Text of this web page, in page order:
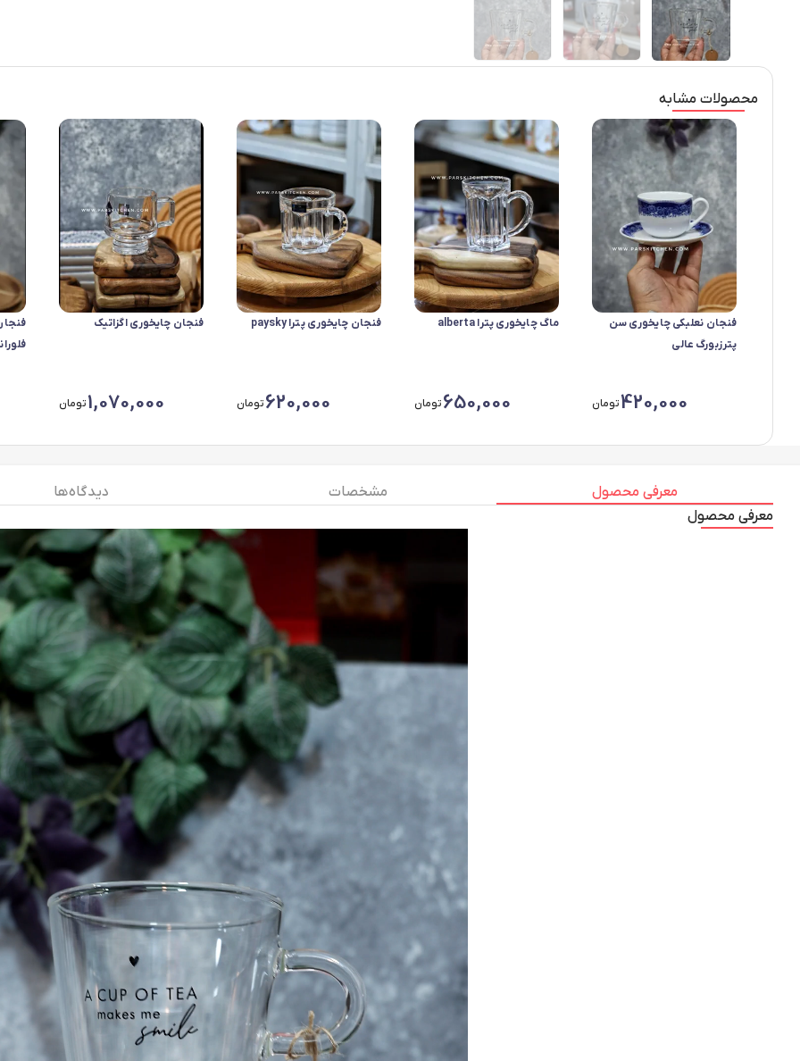
محصولات مشابه
فنجان نعلبکی چایخوری سن
پترزبورگ عالی
420,000تومان
ماگ چایخوری پترا alberta
650,000تومان
فنجان چایخوری پترا paysky
620,000تومان
فنجان چایخوری اگزاتیک
1,070,000تومان
معرفی محصول مشخصات
دیدگاه ها
معرفی محصول